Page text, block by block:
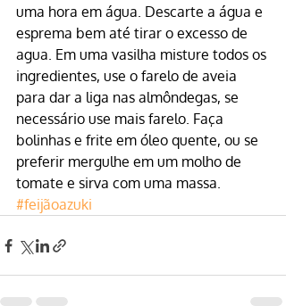
uma hora em água. Descarte a água e
esprema bem até tirar o excesso de
agua. Em uma vasilha misture todos os
ingredientes, use o farelo de aveia
para dar a liga nas almôndegas, se
necessário use mais farelo. Faça
bolinhas e frite em óleo quente, ou se
preferir mergulhe em um molho de
tomate e sirva com uma massa.
#feijãoazuki